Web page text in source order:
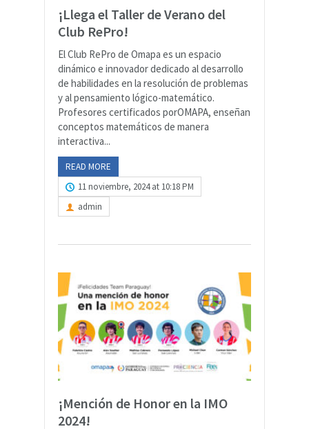
¡Llega el Taller de Verano del
Club RePro!
El Club RePro de Omapa es un espacio
dinámico e innovador dedicado al desarrollo
de habilidades en la resolución de problemas
y al pensamiento lógico-matemático.
Profesores certificados porOMAPA, enseñan
conceptos matemáticos de manera
interactiva...
READ MORE
11 noviembre, 2024 at 10:18 PM
admin
¡Mención de Honor en la IMO
2024!